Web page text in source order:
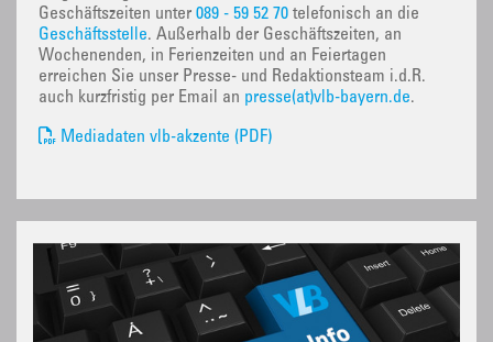
Geschäftszeiten unter 089 - 59 52 70 telefonisch an die
Geschäftsstelle. Außerhalb der Geschäftszeiten, an
Wochenenden, in Ferienzeiten und an Feiertagen
erreichen Sie unser Presse- und Redaktionsteam i.d.R.
auch kurzfristig per Email an presse(at)vlb-bayern.de.
Mediadaten vlb-akzente (PDF)